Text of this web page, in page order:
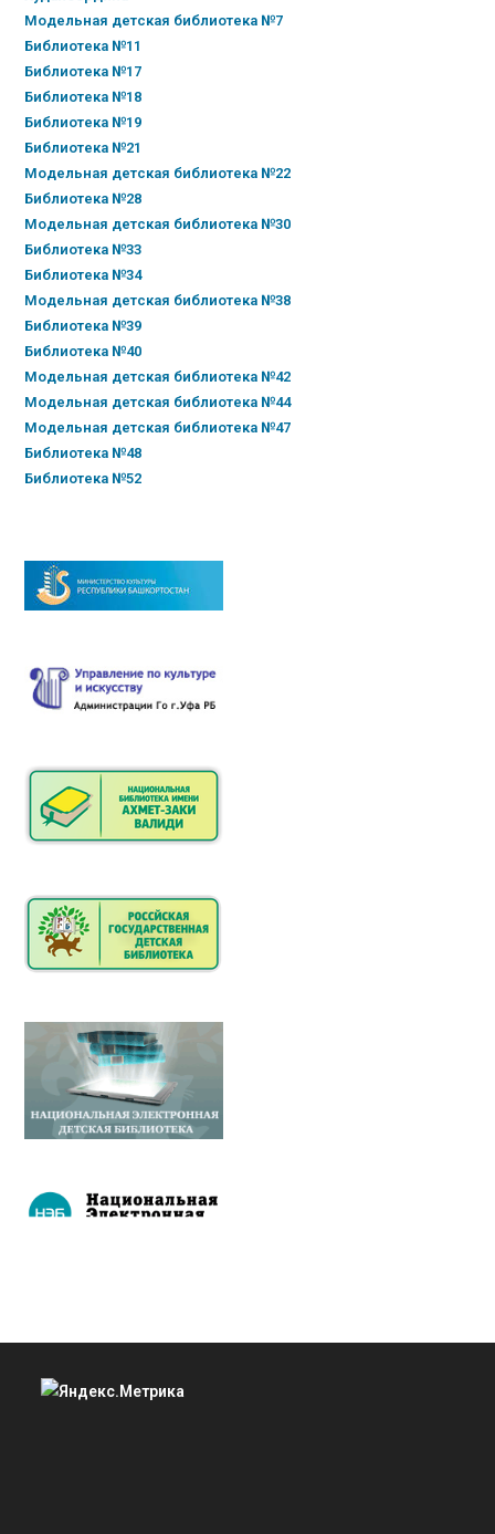
Модельная детская библиотека №7
Библиотека №11
Библиотека №17
Библиотека №18
Библиотека №19
Библиотека №21
Модельная детская библиотека №22
Библиотека №28
Модельная детская библиотека №30
Библиотека №33
Библиотека №34
Модельная детская библиотека №38
Библиотека №39
Библиотека №40
Модельная детская библиотека №42
Модельная детская библиотека №44
Модельная детская библиотека №47
Библиотека №48
Библиотека №52